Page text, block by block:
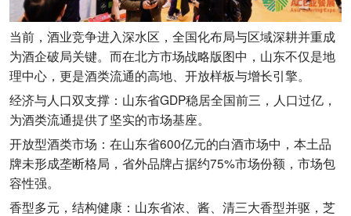
当前，酒业竞争进入深水区，全国化布局与区域深耕并重成
为酒企破局关键。而在北方市场战略版图中，山东不仅是地
理中心，更是酒类流通的高地、开放样板与增长引擎。
经济与人口双支撑：山东省GDP稳居全国前三，人口过亿，
为酒类流通提供了坚实的市场基座。
开放型酒类市场：在山东省600亿元的白酒市场中，本土品
牌未形成垄断格局，省外品牌占据约75%市场份额，市场包
容性强。
香型多元，结构健康：山东省浓、酱、清三大香型并驱，芝